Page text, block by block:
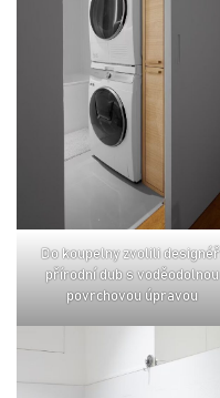
do koupelny zvolili designéři
přírodní dub s voděodolnou
povrchovou úpravou